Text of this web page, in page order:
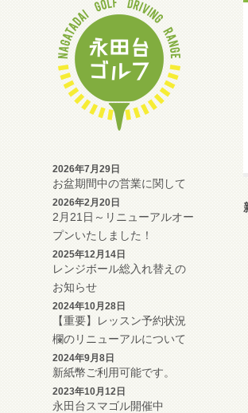
2026年7月29日
お盆期間中の営業に関して
2026年2月20日
2月21日～リニューアルオー
プンいたしました！
2025年12月14日
レンジボール総入れ替えの
お知らせ
2024年10月28日
【重要】レッスン予約状況
欄のリニューアルについて
2024年9月8日
新紙幣ご利用可能です。
2023年10月12日
永田台スマゴル開催中